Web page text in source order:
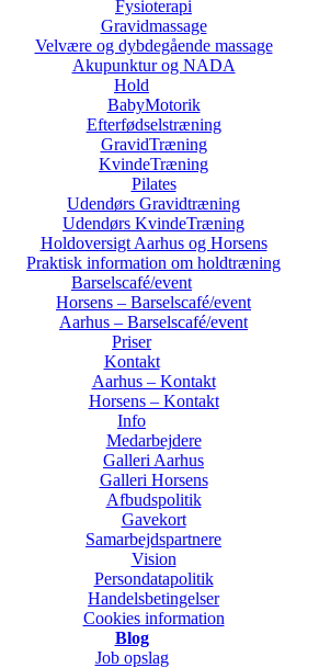
Fysioterapi
Gravidmassage
Velvære og dybdegående massage
Akupunktur og NADA
Hold
BabyMotorik
Efterfødselstræning
GravidTræning
KvindeTræning
Pilates
Udendørs Gravidtræning
Udendørs KvindeTræning
Holdoversigt Aarhus og Horsens
Praktisk information om holdtræning
Barselscafé/event
Horsens – Barselscafé/event
Aarhus – Barselscafé/event
Priser
Kontakt
Aarhus – Kontakt
Horsens – Kontakt
Info
Medarbejdere
Galleri Aarhus
Galleri Horsens
Afbudspolitik
Gavekort
Samarbejdspartnere
Vision
Persondatapolitik
Handelsbetingelser
Cookies information
Blog
Job opslag